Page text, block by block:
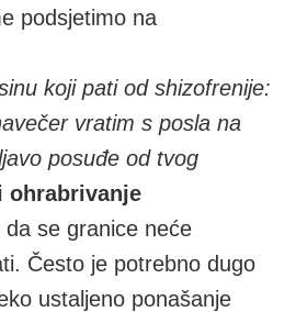
podsjetimo na
koji pati od shizofrenije:
vratim s posla na
posuđe od tvog
ohrabrivanje
se granice neće
Često je potrebno dugo
ustaljeno ponašanje